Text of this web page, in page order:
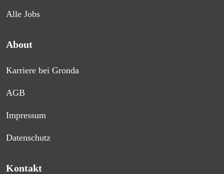
Alle Jobs
About
Karriere bei Gronda
AGB
Impressum
Datenschutz
Kontakt